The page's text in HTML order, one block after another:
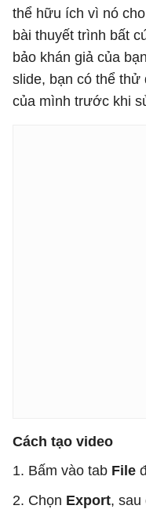
thể hữu ích vì nó
bài thuyết trình bất
bảo khán giả của
slide, bạn có thể thử
của mình trước khi
Cách tạo video
1. Bấm vào tab File
2. Chọn Export, sau